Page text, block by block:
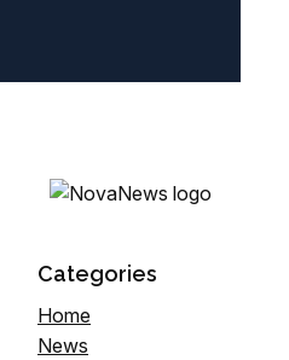
Categories
Home
News